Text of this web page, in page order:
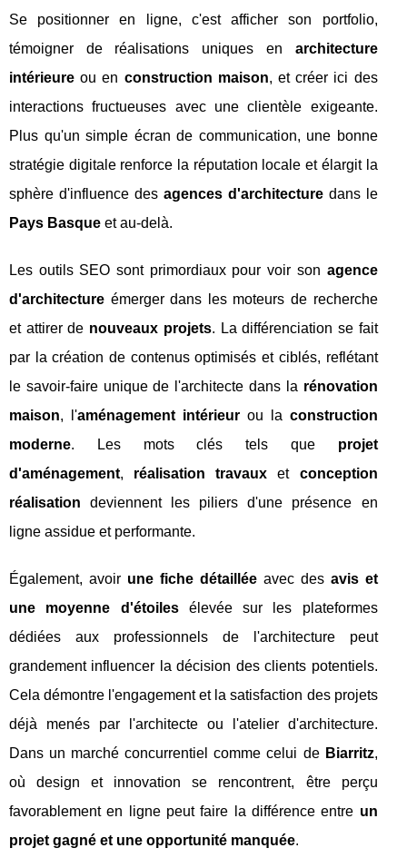
Se positionner en ligne, c'est afficher son portfolio,
témoigner de réalisations uniques en architecture
intérieure ou en construction maison, et créer ici des
interactions fructueuses avec une clientèle exigeante.
Plus qu'un simple écran de communication, une bonne
stratégie digitale renforce la réputation locale et élargit la
sphère d'influence des agences d'architecturedans le
Pays Basque et au-delà.
Les outils SEO sont primordiaux pour voir son agence
d'architecture émerger dans les moteurs de recherche
et attirer de nouveaux projets. La différenciation se fait
par la création de contenus optimisés et ciblés, reflétant
le savoir-faire unique de l'architecte dans la rénovation
maison, l'aménagement intérieurou la construction
moderne. Les mots clés tels que projet
d'aménagement, réalisation travaux et conception
réalisation deviennent les piliers d'une présence en
ligne assidue et performante.
Également, avoir une fiche détailléeavec des avis et
une moyenne d'étoilesélevée sur les plateformes
dédiées aux professionnels de l'architecture peut
grandement influencer la décision des clients potentiels.
Cela démontre l'engagement et la satisfaction des projets
déjà menés par l'architecte ou l'atelier d'architecture.
Dans un marché concurrentiel comme celui de Biarritz,
où design et innovation se rencontrent, être perçu
favorablement en ligne peut faire la différence entre un
projet gagné et une opportunité manquée.